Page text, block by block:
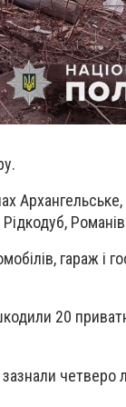
гараж і
20
четверо